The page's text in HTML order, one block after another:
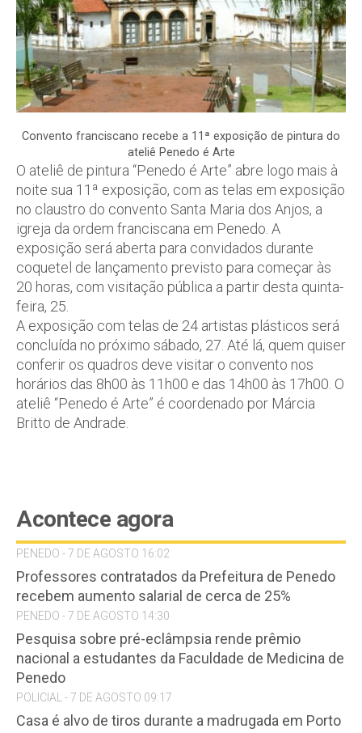
Convento franciscano recebe a 11ª exposição de pintura do
ateliê Penedo é Arte
O ateliê de pintura “Penedo é Arte” abre logo mais à
noite sua 11ª exposição, com as telas em exposição
no claustro do convento Santa Maria dos Anjos, a
igreja da ordem franciscana em Penedo. A
exposição será aberta para convidados durante
coquetel de lançamento previsto para começar às
20 horas, com visitação pública a partir desta quinta-
feira, 25.
A exposição com telas de 24 artistas plásticos será
concluída no próximo sábado, 27. Até lá, quem quiser
conferir os quadros deve visitar o convento nos
horários das 8h00 às 11h00 e das 14h00 às 17h00. O
ateliê “Penedo é Arte” é coordenado por Márcia
Britto de Andrade.
Acontece agora
PENEDO - 7 DE AGOSTO 16:02
Professores contratados da Prefeitura de Penedo
recebem aumento salarial de cerca de 25%
PENEDO - 7 DE AGOSTO 14:30
Pesquisa sobre pré-eclâmpsia rende prêmio
nacional a estudantes da Faculdade de Medicina de
Penedo
POLICIAL - 7 DE AGOSTO 09:17
Casa é alvo de tiros durante a madrugada em Porto